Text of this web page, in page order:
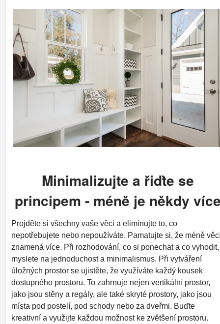
Minimalizujte a řiďte se
principem - méně je někdy
Projděte si všechny vaše věci a eliminujte to, co
nepotřebujete nebo nepoužíváte. Pamatujte si, že méně
znamená více. Při rozhodování, co si ponechat a co vyhodit,
myslete na jednoduchost a minimalismus. Při vytváření
úložných prostor se ujistěte, že využíváte každý kousek
dostupného prostoru. To zahrnuje nejen vertikální prostor,
jako jsou stěny a regály, ale také skryté prostory, jako jsou
místa pod postelí, pod schody nebo za dveřmi. Buďte
kreativní a využijte každou možnost ke zvětšení prostoru.